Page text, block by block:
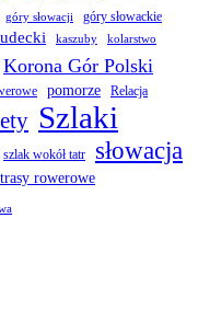
góry słowacji góry słowackie
kaszuby kolarstwo
Korona Gór Polski
pomorze Relacja
Szlaki
szlak wokół tatr słowacja
trasy rowerowe